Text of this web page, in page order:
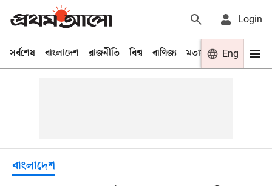
Login
সর্বশেষ বাংলাদেশ রাজনীতি বিশ্ব বাণিজ্য মতামত খেলা
Eng
বাংলাদেশ